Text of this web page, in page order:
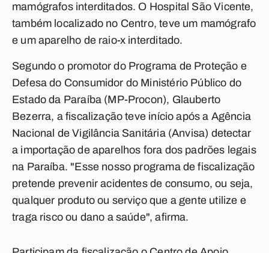
mamógrafos interditados. O Hospital São Vicente,
também localizado no Centro, teve um mamógrafo
e um aparelho de raio-x interditado.
Segundo o promotor do Programa de Proteção e
Defesa do Consumidor do Ministério Público do
Estado da Paraíba (MP-Procon), Glauberto
Bezerra, a fiscalização teve início após a Agência
Nacional de Vigilância Sanitária (Anvisa) detectar
a importação de aparelhos fora dos padrões legais
na Paraíba. "Esse nosso programa de fiscalização
pretende prevenir acidentes de consumo, ou seja,
qualquer produto ou serviço que a gente utilize e
traga risco ou dano a saúde", afirma.